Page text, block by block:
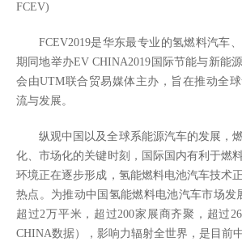
FCEV)
FCEV2019是华东最专业的氢燃料汽车
期同地举办EV CHINA2019国际节能与新能
会由UTM联合贸易媒体主办，旨在推动全
流与发展。
纵观中国以及全球系能源汽车的发展，
化、市场化的关键时刻，国际国内有利于燃
环境正在逐步形成，氢能燃料电池汽车技术
热点。为推动中国氢能燃料电池汽车市场发
超过2万平米，超过200家展商齐聚，超过
CHINA数据），影响力辐射全世界，是目前